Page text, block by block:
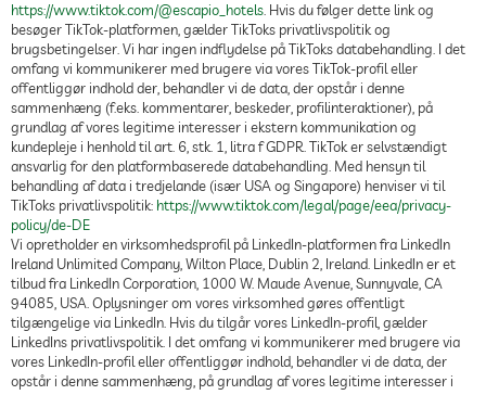
https://www.tiktok.com/@escapio_hotels . Hvis du følger dette link og
besøger TikTok-platformen, gælder TikToks privatlivspolitik og
brugsbetingelser. Vi har ingen indflydelse på TikToks databehandling. I det
omfang vi kommunikerer med brugere via vores TikTok-profil eller
offentliggør indhold der, behandler vi de data, der opstår i denne
sammenhæng (f.eks. kommentarer, beskeder, profilinteraktioner), på
grundlag af vores legitime interesser i ekstern kommunikation og
kundepleje i henhold til art. 6, stk. 1, litra f GDPR. TikTok er selvstændigt
ansvarlig for den platformbaserede databehandling. Med hensyn til
behandling af data i tredjelande (især USA og Singapore) henviser vi til
TikToks privatlivspolitik: https://www.tiktok.com/legal/page/eea/privacy-
policy/de-DE
Vi opretholder en virksomhedsprofil på LinkedIn-platformen fra LinkedIn
Ireland Unlimited Company, Wilton Place, Dublin 2, Ireland. LinkedIn er et
tilbud fra LinkedIn Corporation, 1000 W. Maude Avenue, Sunnyvale, CA
94085, USA. Oplysninger om vores virksomhed gøres offentligt
tilgængelige via LinkedIn. Hvis du tilgår vores LinkedIn-profil, gælder
LinkedIns privatlivspolitik. I det omfang vi kommunikerer med brugere via
vores LinkedIn-profil eller offentliggør indhold, behandler vi de data, der
opstår i denne sammenhæng, på grundlag af vores legitime interesser i